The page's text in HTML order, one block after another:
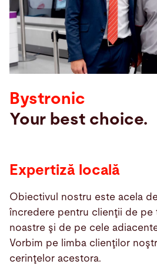
Cautare
Indonezia · RomanianContact
Bystronic
Your best choice.
Expertiză locală
Obiectivul nostru este acela
încredere pentru clienţii de pe
noastre şi de pe cele
Vorbim pe limba clienţilor
cerinţelor acestora.